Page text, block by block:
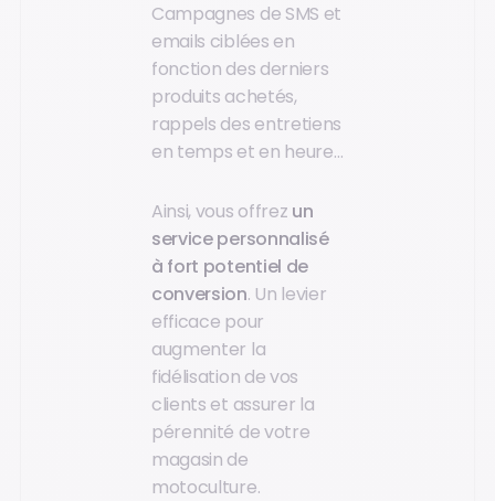
Campagnes de SMS et
emails ciblées en
fonction des derniers
produits achetés,
rappels des entretiens
en temps et en heure…
Ainsi, vous offrez un
service personnalisé
à fort potentiel de
conversion. Un levier
efficace pour
augmenter la
fidélisation de vos
clients et assurer la
pérennité de votre
magasin de
motoculture.